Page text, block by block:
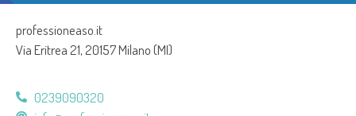
professioneaso.it
Via Eritrea 21, 20157 Milano (MI)
0239090320